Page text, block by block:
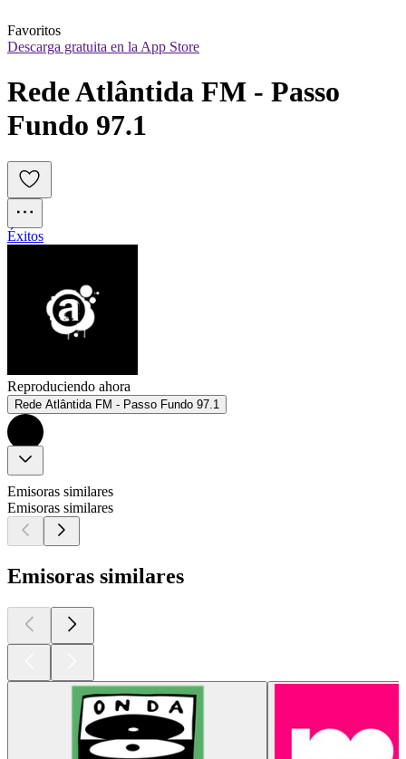
Favoritos
Descarga gratuita en la App Store
Rede Atlântida FM - Passo
Fundo 97.1
Éxitos
Reproduciendo ahora
Rede Atlântida FM - Passo Fundo 97.1
Emisoras similares
Emisoras similares
Emisoras similares